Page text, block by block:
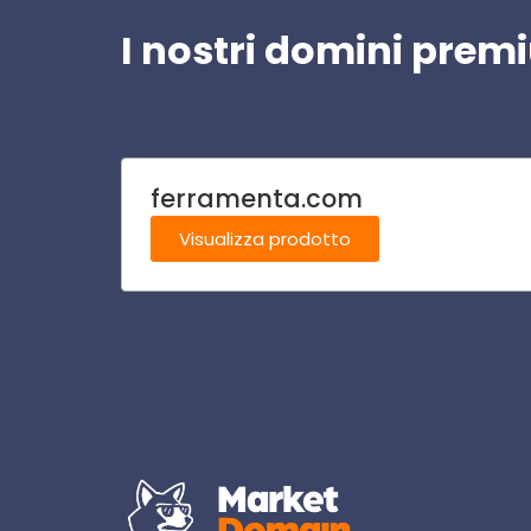
I nostri domini
ferramenta.com
Visualizza prodotto